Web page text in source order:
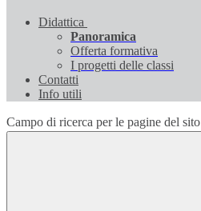
Didattica
Panoramica
Offerta formativa
I progetti delle classi
Contatti
Info utili
Campo di ricerca per le pagine del sito